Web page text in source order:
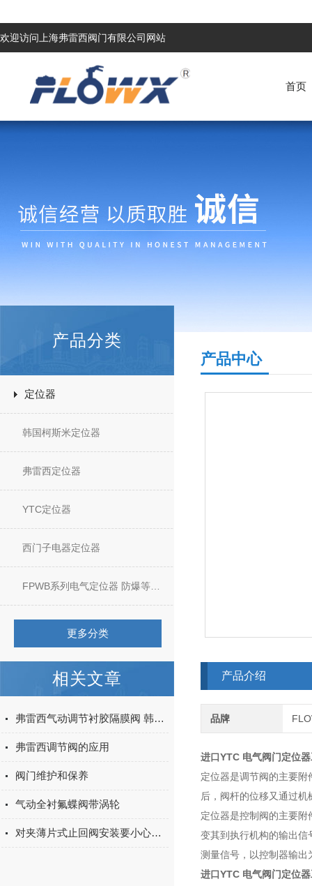
欢迎访问上海弗雷西阀门有限公司网站
首页
产品分类
定位器
韩国柯斯米定位器
弗雷西定位器
YTC定位器
西门子电器定位器
更多分类
相关文章
弗雷西气动调节衬胶隔膜阀 韩国YTC定位器输入4-20Ma
弗雷西调节阀的应用
阀门维护和保养
气动全衬氟蝶阀带涡轮
对夹薄片式止回阀安装要小心，以免使用发生故障
产品中心
产品介绍
品牌
进口YTC 电气阀门定位
定位器是调节阀的主要
后，阀杆的位移又通过
定位器是控制阀的主要
变其到执行机构的输出
测量信号，以控制器输
进口YTC 电气阀门定位